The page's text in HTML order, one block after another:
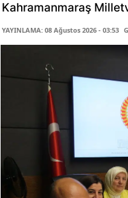
Kahramanmaraş
YAYINLAMA: 08 Ağustos 2026 - 03:53